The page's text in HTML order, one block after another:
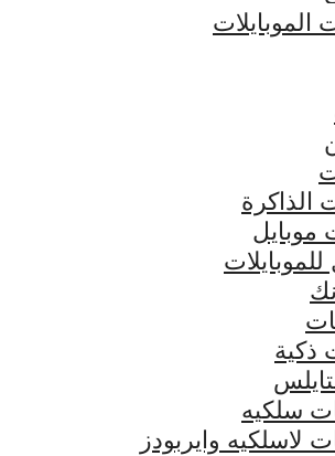
الموبايلات
الذاكرة
موبايل
ذكية
سلكيه
لاسلكيه وايربودز